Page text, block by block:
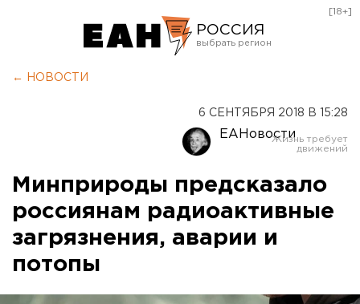
РОССИЯ
Оренбург
[18+]
← НОВОСТИ
6 СЕНТЯБРЯ 2018 В 15:28
ЕАНовости
Минприроды предсказало
россиянам радиоактивные
загрязнения, аварии и
потопы